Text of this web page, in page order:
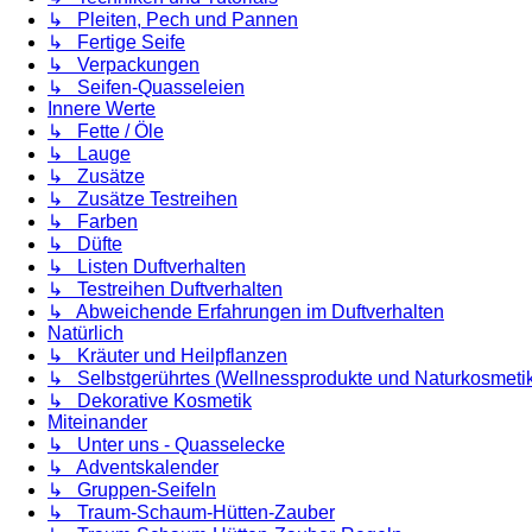
↳ Pleiten, Pech und Pannen
↳ Fertige Seife
↳ Verpackungen
↳ Seifen-Quasseleien
Innere Werte
↳ Fette / Öle
↳ Lauge
↳ Zusätze
↳ Zusätze Testreihen
↳ Farben
↳ Düfte
↳ Listen Duftverhalten
↳ Testreihen Duftverhalten
↳ Abweichende Erfahrungen im Duftverhalten
Natürlich
↳ Kräuter und Heilpflanzen
↳ Selbstgerührtes (Wellnessprodukte und
↳ Dekorative Kosmetik
Miteinander
↳ Unter uns - Quasselecke
↳ Adventskalender
↳ Gruppen-Seifeln
↳ Traum-Schaum-Hütten-Zauber